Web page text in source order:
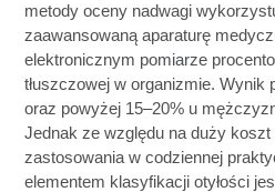
metody oceny nadwagi
zaawansowaną aparaturę
elektronicznym pomiarze
tłuszczowej w organizmie. Wynik
oraz powyżej 15–20% u
Jednak ze względu na duży koszt
zastosowania w codziennej
elementem klasyfikacji otyłości